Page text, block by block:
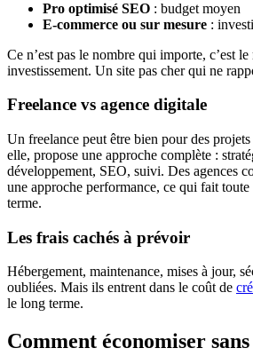
Pro optimisé SEO : budget moyen
E-commerce ou sur mesure :
Ce n’est pas le nombre qui importe, c’est
investissement. Un site pas cher qui ne
Freelance vs agence digitale
Un freelance peut être bien pour des
elle, propose une approche complète :
développement, SEO, suivi. Des agences
une approche performance, ce qui fait
terme.
Les frais cachés à prévoir
Hébergement, maintenance, mises à jour,
oubliées. Mais ils entrent dans le coût de
le long terme.
Comment économiser